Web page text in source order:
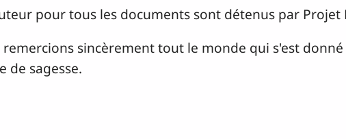
pour tous les documents sont détenus par Projet
sincèrement tout le monde qui s'est donné
de sagesse.